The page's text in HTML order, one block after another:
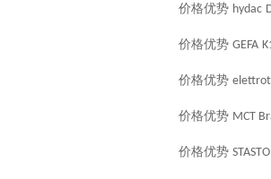
价格优势 hydac
价格优势 GEFA
价格优势
价格优势 MCT
价格优势 STASTO